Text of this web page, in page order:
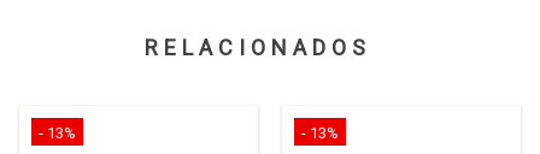
RELACIONADOS
- 13% - 13%